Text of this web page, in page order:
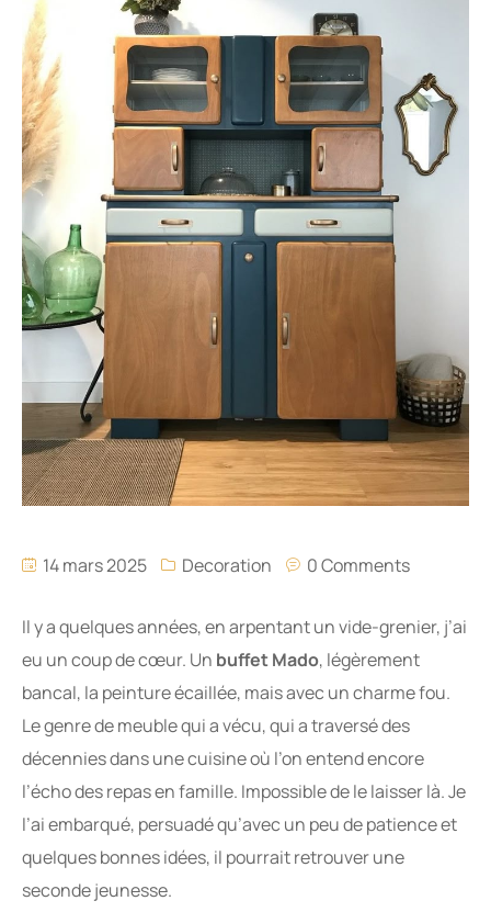
14 mars 2025 Decoration 0 Comments
Il y a quelques années, en arpentant un vide-grenier, j’ai
eu un coup de cœur. Un buffet Mado, légèrement
bancal, la peinture écaillée, mais avec un charme fou.
Le genre de meuble qui a vécu, qui a traversé des
décennies dans une cuisine où l’on entend encore
l’écho des repas en famille. Impossible de le laisser là. Je
l’ai embarqué, persuadé qu’avec un peu de patience et
quelques bonnes idées, il pourrait retrouver une
seconde jeunesse.